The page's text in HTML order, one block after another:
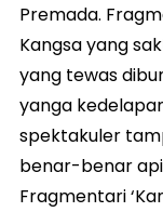
Premada.
Kangsa yang
yang tewas
yanga
spektakuler
benar-benar
Fragmentari